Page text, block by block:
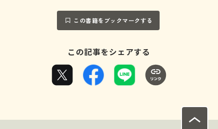
この書籍をブックマークする
この記事をシェアする